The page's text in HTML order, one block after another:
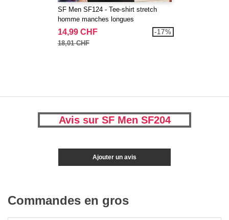
SF Men SF124 - Tee-shirt stretch
homme manches longues
14,99 CHF
18,01 CHF
-17%
Avis sur SF Men SF204
Ajouter un avis
Commandes en gros